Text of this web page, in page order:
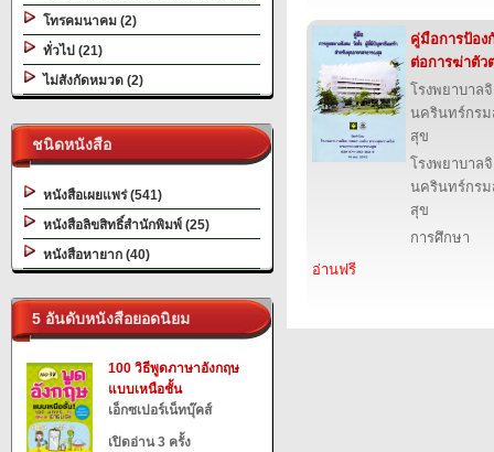
โทรคมนาคม (2)
ทั่วไป (21)
ไม่สังกัดหมวด (2)
ชนิดหนังสือ
หนังสือเผยแพร่ (541)
หนังสือลิขสิทธิ์สำนักพิมพ์ (25)
หนังสือหายาก (40)
5 อันดับหนังสือยอดนิยม
100 วิธีพูดภาษาอังกฤษ
แบบเหนือชั้น
เอ็กซเปอร์เน็ทบุ๊คส์
เปิดอ่าน 3 ครั้ง
คู่มือการป้อง
ต่อการฆ่าตัว
โรงพยาบาล
นครินทร์กรม
สุข
โรงพยาบาล
นครินทร์กรม
สุข
การศึกษา
อ่านฟรี